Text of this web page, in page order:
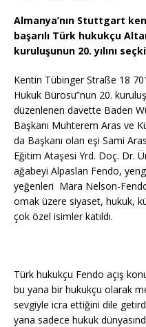
c
e
b
o
o
k
w
it
te
r
h
at
s
A
p
p
e
ss
a
g
e
Almanya’nın Stuttgart
başarılı Türk hukukçu
kuruluşunun 20. yılını
Kentin Tübinger Straße 18
Hukuk Bürosu”nun 20. kuruluş
düzenlenen davette Baden
Başkanı Muhterem Aras ve
da Başkanı olan eşi Sami
Eğitim Ataşesi Yrd. Doç. Dr.
ağabeyi Alpaslan Fendo,
yeğenleri Mara Nelson-
omak üzere siyaset, hukuk,
çok özel isimler katıldı.
Türk hukukçu Fendo açış
bu yana bir hukukçu olarak
sevgiyle icra ettiğini dile
yana sadece hukuk